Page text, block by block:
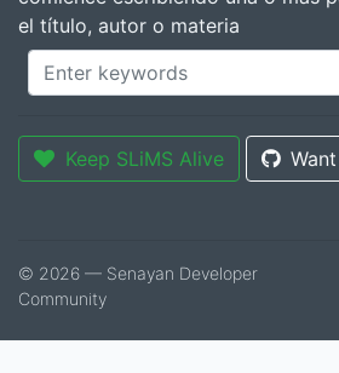
el título, autor o materia
Keep SLiMS Alive
© 2026 — Senayan Developer
Community